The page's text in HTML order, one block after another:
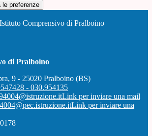
le preferenze
Istituto Comprensivo di Pralboino
di Pralboino
9 - 25020 Pralboino (BS)
- 030.954135
Link per inviare una mail
Link per inviare una